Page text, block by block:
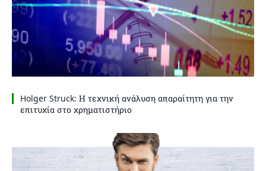
Holger Struck: Η τεχνική ανάλυση απαραίτητη για την
επιτυχία στο χρηματιστήριο